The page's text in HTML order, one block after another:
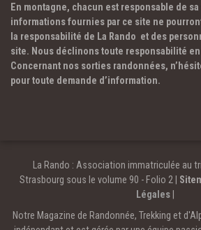
En montagne, chacun est responsable de
informations fournies par ce site ne
la responsabilité de La Rando et des
site. Nous déclinons toute responsabilité en
Concernant nos sorties randonnées,
pour toute demande d’information.
La Rando : Association immatriculée au
Strasbourg sous le volume 90 - Folio 2 |
Légales
Notre Magazine de Randonnée, Trekking et